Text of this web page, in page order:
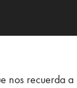
nos recuerda a